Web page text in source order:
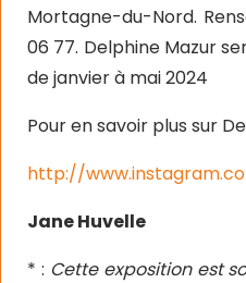
Mortagne-du-Nord.
06 77. Delphine Mazur
de janvier à mai 2024
Pour en savoir plus sur
http://
Jane Huvelle
* : Cette exposition est